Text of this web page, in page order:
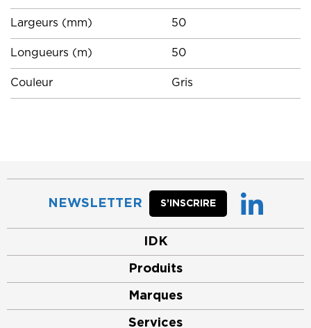
Largeurs (mm) 50
Longueurs (m) 50
Couleur Gris
NEWSLETTER S’INSCRIRE
IDK
Produits
Marques
Services